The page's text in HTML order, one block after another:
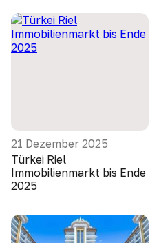
21 Dezember 2025
Türkei Riel
Immobilienmarkt bis Ende
2025